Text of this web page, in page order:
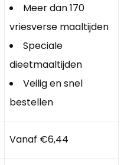
Meer dan 170
vriesverse maaltijden
Speciale
dieetmaaltijden
Veilig en snel
bestellen
Vanaf €6,44